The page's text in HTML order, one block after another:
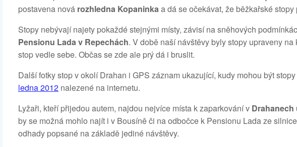
postavena nová rozhledna Kopaninka a dá se očekávat, že běžkařské stopy
Stopy nebývají najety pokaždé stejnými místy, závisí na sněhových
Pensionu Lada v Repechách. V době naší návštěvy byly stopy upraveny
stop vedle sebe. Občas se zde ale prý dá i bruslit.
Další fotky stop v okolí Drahan i GPS záznam ukazující, kudy mohou být
ledna 2012 nalezené na internetu.
Lyžaři, kteří přijedou autem, najdou nejvíce místa k zaparkování v Drahanech
by se možná mohlo najít i v Bousíně či na odbočce k Pensionu Lada ze
odhady popsané na základě jediné návštěvy.